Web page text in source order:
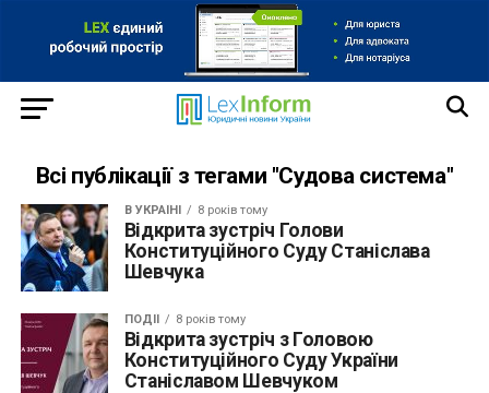
Всі публікації з тегами "Судова система"
В УКРАЇНІ 8 років тому
Відкрита зустріч Голови
Конституційного Суду Станіслава
Шевчука
ПОДІЇ 8 років тому
Відкрита зустріч з Головою
Конституційного Суду України
Станіславом Шевчуком